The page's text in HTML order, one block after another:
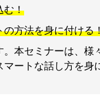
む！
の方法を身に付ける
。本セミナーは、様
マートな話し方を身